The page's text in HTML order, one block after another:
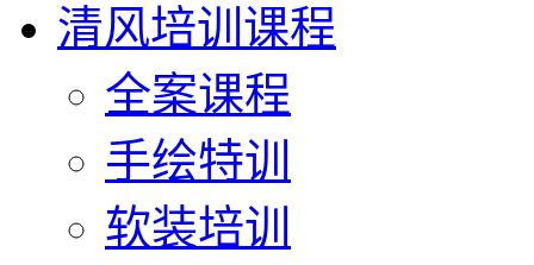
清风培训课程
全案课程
手绘特训
软装培训